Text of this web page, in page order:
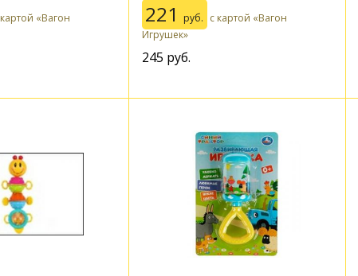
«Вагон
221 руб. с картой «Вагон
Игрушек»
245 руб.